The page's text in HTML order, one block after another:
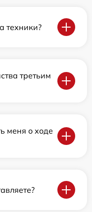
техники?
третьим
меня о ходе